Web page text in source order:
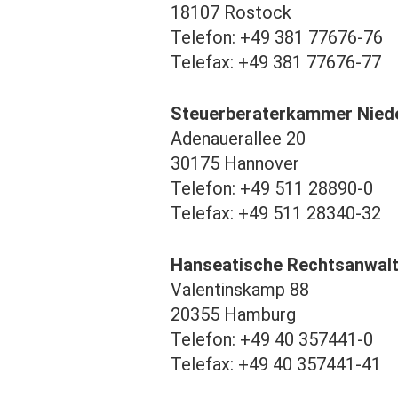
18107 Rostock
Telefon: +49 381 77676-76
Telefax: +49 381 77676-77
Steuerberaterkammer
Adenauerallee 20
30175 Hannover
Telefon: +49 511 28890-0
Telefax: +49 511 28340-32
Hanseatische
Valentinskamp 88
20355 Hamburg
Telefon: +49 40 357441-0
Telefax: +49 40 357441-41